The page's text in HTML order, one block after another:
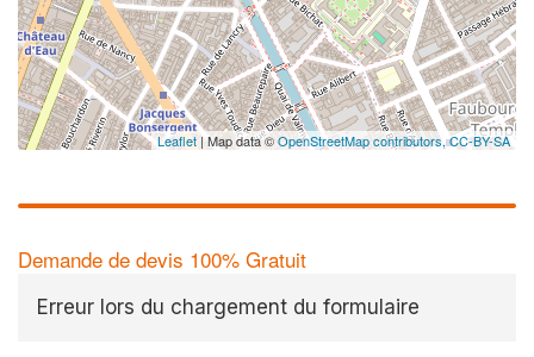
Leaflet | Map data ©OpenStreetMap contributors,CC-BY-SA
Demande de devis 100% Gratuit
Erreur lors du chargement du formulaire